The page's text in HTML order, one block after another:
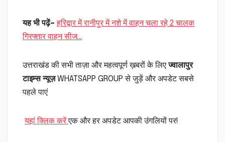
यह भी पढ़ें– हरिद्वार में रानीपुर में नशे में वाहन चला रहे 2 चालक
गिरफ्तार वाहन सीज…
उत्तराखंड की सभी ताज़ा और महत्वपूर्ण ख़बरों के लिएज्वालापुर
टाइम्स न्यूज़WHATSAPP GROUP से जुड़ें और अपडेट सबसे
पहले पाएं
यहां क्लिक करेंएक और हर अपडेट आपकी उंगलियों पर!